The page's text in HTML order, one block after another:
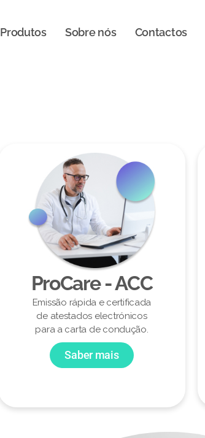
Produtos Sobre nós Contactos
ProCare - ACC
Emissão rápida e certificada
de atestados electrónicos
para a carta de condução.
Saber mais